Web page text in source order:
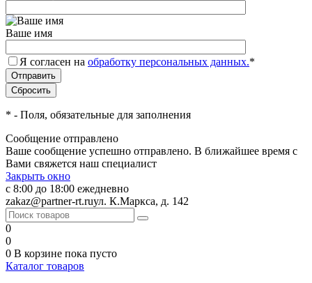
Ваше имя
Я согласен на обработку персональных данных.*
* - Поля, обязательные для заполнения
Сообщение отправлено
Ваше сообщение успешно отправлено. В ближайшее время с
Вами свяжется наш специалист
Закрыть окно
с 8:00 до 18:00 ежедневно
zakaz@partner-rt.ruул. К.Маркса, д. 142
0
0
0 В корзине пока пусто
Каталог товаров